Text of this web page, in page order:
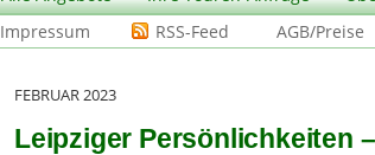
Impressum RSS-Feed AGB/Preise
FEBRUAR 2023
Leipziger Persönlichkeiten